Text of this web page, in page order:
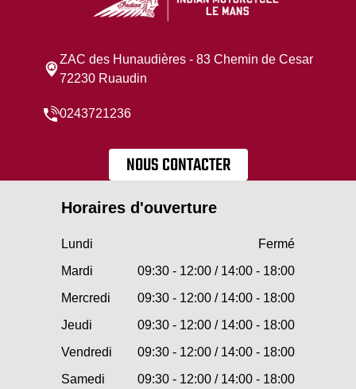
ZAC des Hunaudières - 83 Chemin de Cesar
72230 Ruaudin
0243721236
NOUS CONTACTER
Horaires d'ouverture
Lundi
Fermé
Mardi
09:30 - 12:00 / 14:00 - 18:00
Mercredi
09:30 - 12:00 / 14:00 - 18:00
Jeudi
09:30 - 12:00 / 14:00 - 18:00
Vendredi
09:30 - 12:00 / 14:00 - 18:00
Samedi
09:30 - 12:00 / 14:00 - 18:00